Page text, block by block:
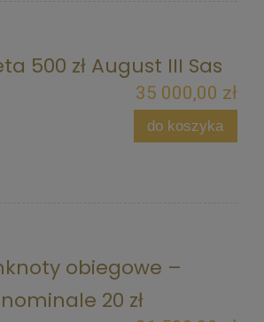
500 zł August III Sas
35 000,00 zł
do koszyka
obiegowe –
20 zł